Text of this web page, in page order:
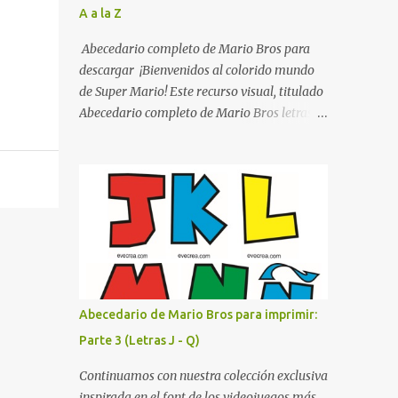
listo para imprimir en alta calidad. Su diseño
busca combinar funcionalidad y estética,
logrando que cualquier institución educativa
proyecte una imagen más organizada y
profesional. ¿Por qué son importantes los
quienes visitan la institución por primera
vez, encontrar la biblioteca, la dirección o un
aula específica puede resultar c...
A a la Z
Abecedario completo de Mario Bros para
descargar ¡Bienvenidos al colorido mundo
de Super Mario! Este recurso visual, titulado
Abecedario completo de Mario Bros letras
de los videojuegos. Este set de letras está
diseñado para transformar cualquier
mensaje en una aventura, utilizando la
tipografía clásica y robusta que los fans han
reconocido por décadas. En esta primera
sección, el abecedario nos presenta:
Identidad Visual: Un diseño de bloques con
bordes negros gruesos que resaltan sobre
cualquier fondo. Paleta de Colores: Una
secuencia dinámica que alterna entre el rojo
de Mario, el verde de Luigi, y los tonos azul y
Abecedario de Mario Bros para imprimir:
Parte 3 (Letras J - Q)
Continuamos con nuestra colección exclusiva